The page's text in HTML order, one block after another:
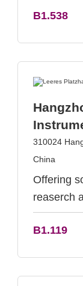
B1.538
310024
China
Offering
reaserch
B1.119